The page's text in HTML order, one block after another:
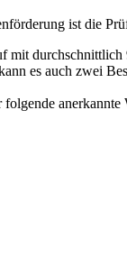
ist die
mit
es auch zwei
anerkannte